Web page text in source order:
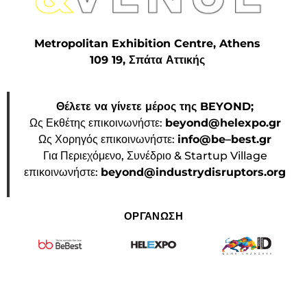
Metropolitan Exhibition Centre, Athens
109 19, Σπάτα Αττικής
Θέλετε να γίνετε μέρος της BEYOND;
Ως Εκθέτης επικοινωνήστε: beyond@helexpo.gr
Ως Χορηγός επικοινωνήστε: info@be–best.gr
Για Περιεχόμενο, Συνέδριο & Startup Village
επικοινωνήστε: beyond@industrydisruptors.org
ΟΡΓΑΝΩΣΗ